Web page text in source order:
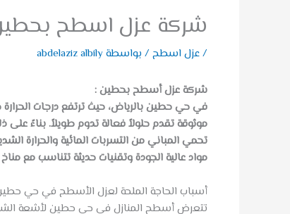
شركة عزل اسطح
/عزل اسطح / بواسطةabdelaziz albily
شركة عزل أسطح بحطين :
في حي حطين بالرياض، حيث ترتفع درجات
موثوقة تقدم حلولاً فعالة تدوم طويلاً. بناءً على
تحمي المباني من التسربات المائية والحرارة
مواد عالية الجودة وتقنيات حديثة تتناسب مع
أسباب الحاجة الملحة لعزل الأسطح في حي